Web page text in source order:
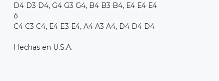
D4 D3 D4, G4 G3 G4, B4 B3 B4, E4 E4 E4
ó
C4 C3 C4, E4 E3 E4, A4 A3 A4, D4 D4 D4
Hechas en U.S.A.